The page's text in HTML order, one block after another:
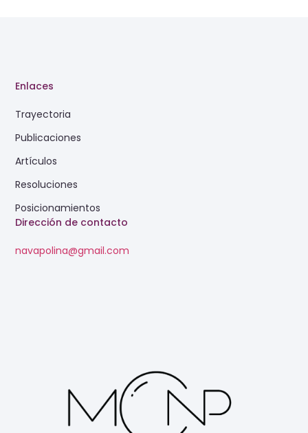
Dirección de contacto
navapolina@gmail.com
Enlaces
Trayectoria
Publicaciones
Artículos
Resoluciones
Posicionamientos